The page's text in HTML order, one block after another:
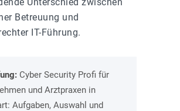
Betreuung und
IT-Führung.
Cyber Security Profi für
und Arztpraxen in
Aufgaben, Auswahl und